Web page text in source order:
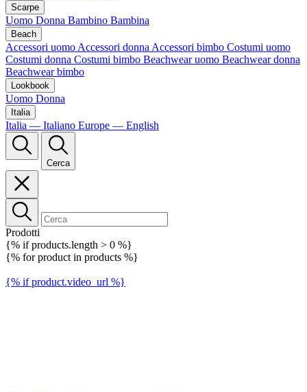
Scarpe
Uomo Donna Bambino Bambina
Beach
Accessori uomo Accessori donna Accessori bimbo Costumi uomo
Costumi donna Costumi bimbo Beachwear uomo Beachwear donna
Beachwear bimbo
Lookbook
Uomo Donna
Italia
Italia — Italiano Europe — English
Cerca
Prodotti
{% if products.length > 0 %}
{% for product in products %}
{% if product.video_url %}